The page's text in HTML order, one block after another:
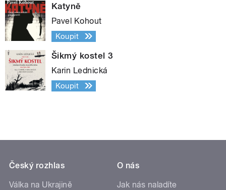
Katyně
Pavel Kohout
Koupit
Šikmý kostel 3
Karin Lednická
Koupit
Český rozhlas
Válka na Ukrajině
O nás
Jak nás naladíte